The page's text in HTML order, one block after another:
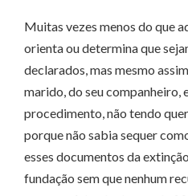
Muitas vezes menos do que
orienta ou determina que
declarados, mas mesmo
marido, do seu companheiro,
procedimento, não tendo
porque não sabia sequer
esses documentos da
fundação sem que nenhum